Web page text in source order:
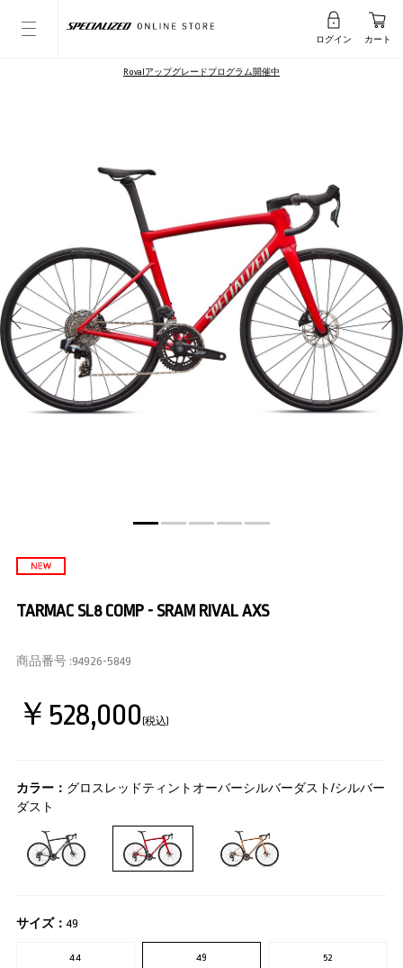
ログイン カート
Rovalアップグレードプログラム開催中
TARMAC SL8 COMP - SRAM RIVAL AXS
商品番号 :94926-5849
￥528,000(税込)
カラー： グロスレッドティントオーバーシルバーダスト/シルバー
ダスト
サイズ：49
44 49 52